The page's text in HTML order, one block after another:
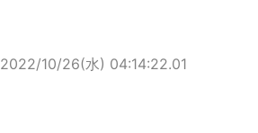
2022/10/26(水) 04:14:22.01